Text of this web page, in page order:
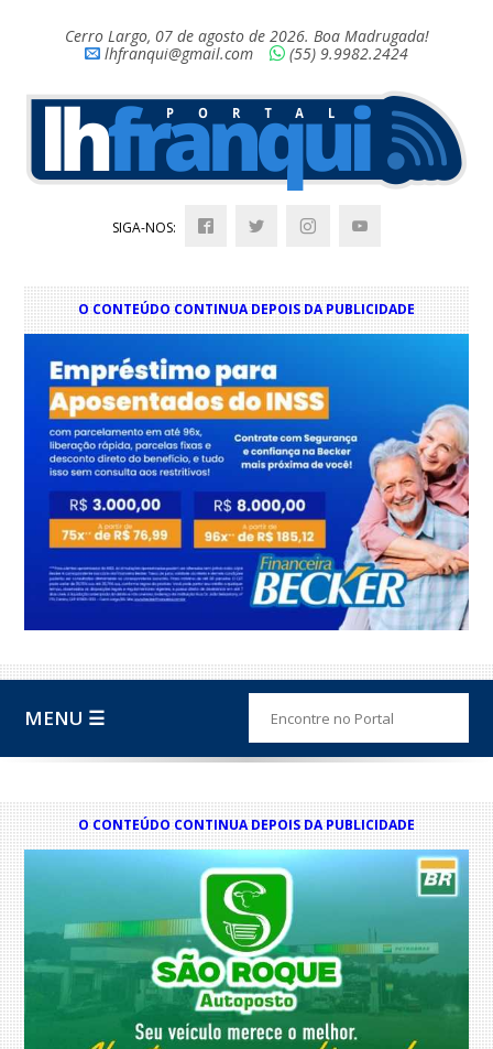
Cerro Largo, 07 de agosto de 2026. Boa Madrugada!
lhfranqui@gmail.com
(55) 9.9982.2424
SIGA-NOS:
O CONTEÚDO CONTINUA DEPOIS DA PUBLICIDADE
MENU ☰
O CONTEÚDO CONTINUA DEPOIS DA PUBLICIDADE